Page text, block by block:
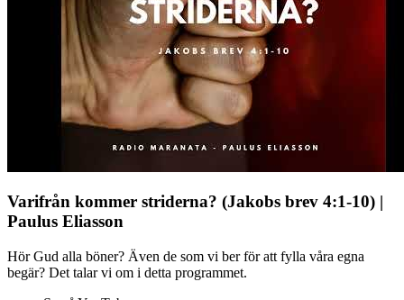
Varifrån kommer striderna? (Jakobs brev 4:1-10) |
Paulus Eliasson
Hör Gud alla böner? Även de som vi ber för att fylla våra egna
begär? Det talar vi om i detta programmet.